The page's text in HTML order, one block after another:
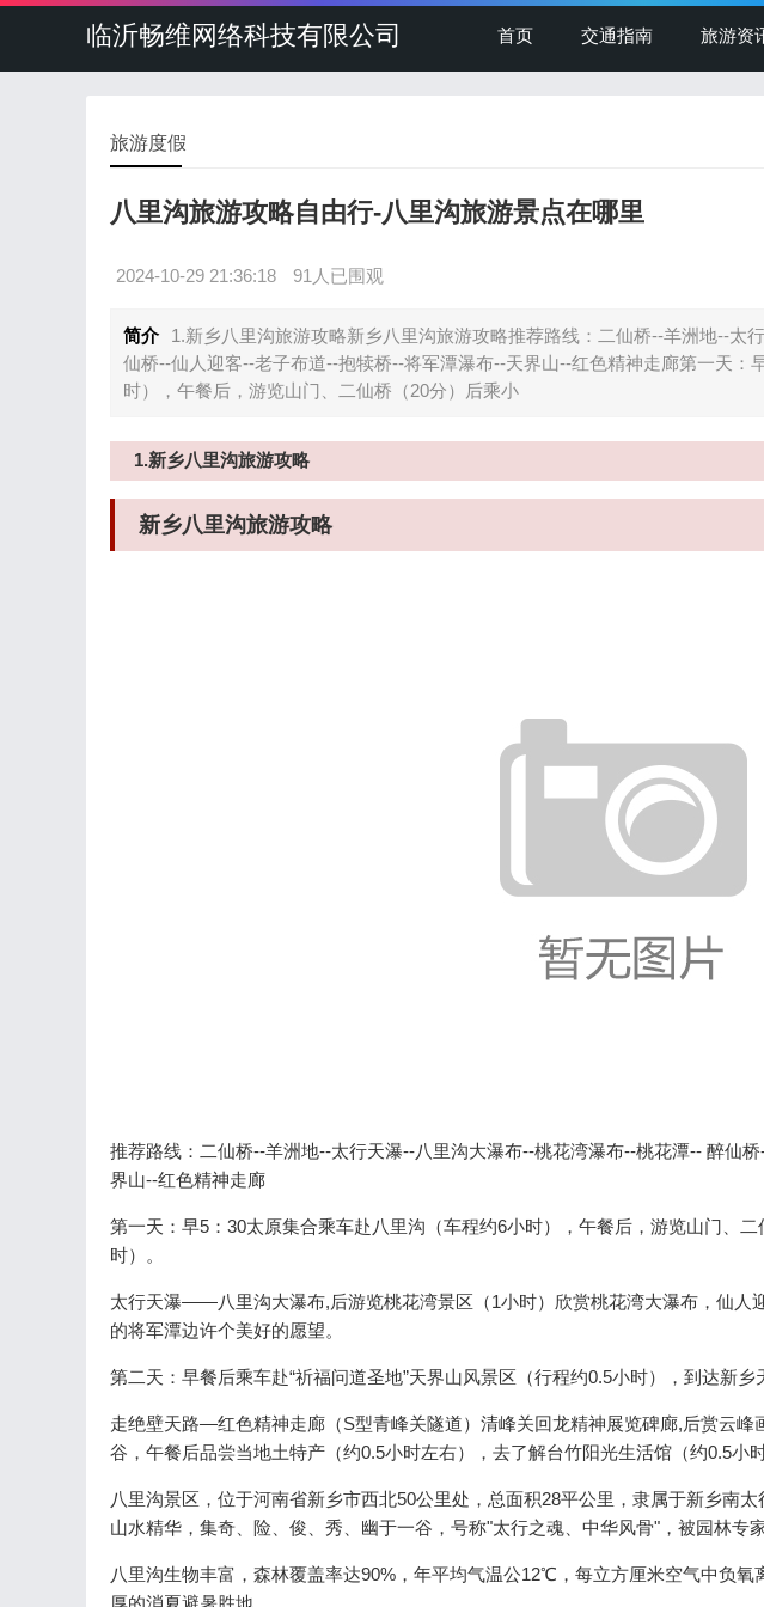
临沂畅维网络科技有限公司 首页 交通指南 旅游资
旅游度假
八里沟旅游攻略自由行-八里沟旅游景点在哪里
2024-10-29 21:36:18 91人已围观
简介
1.新乡八里沟旅游攻略新乡八里沟旅游攻略推荐路线：二仙桥--羊洲地--太
仙桥--仙人迎客--老子布道--抱犊桥--将军潭瀑布--天界山--红色精神走廊第一天：
时），午餐后，游览山门、二仙桥（20分）后乘小
1.新乡八里沟旅游攻略
新乡八里沟旅游攻略
推荐路线：二仙桥--羊洲地--太行天瀑--八里沟大瀑布--桃花湾瀑布--桃花潭-- 醉仙
界山--红色精神走廊
第一天：早5：30太原集合乘车赴八里沟（车程约6小时），午餐后，游览山门、
时）。
太行天瀑——八里沟大瀑布,后游览桃花湾景区（1小时）欣赏桃花湾大瀑布，仙人
的将军潭边许个美好的愿望。
第二天：早餐后乘车赴“祈福问道圣地”天界山风景区（行程约0.5小时），到达新乡
走绝壁天路—红色精神走廊（S型青峰关隧道）清峰关回龙精神展览碑廊,后赏云峰
谷，午餐后品尝当地土特产（约0.5小时左右），去了解台竹阳光生活馆（约0.5小
八里沟景区，位于河南省新乡市西北50公里处，总面积28平公里，隶属于新乡南
山水精华，集奇、险、俊、秀、幽于一谷，号称"太行之魂、中华风骨"，被园林专
八里沟生物丰富，森林覆盖率达90%，年平均气温公12℃，每立方厘米空气中负氧
厚的消夏避暑胜地。